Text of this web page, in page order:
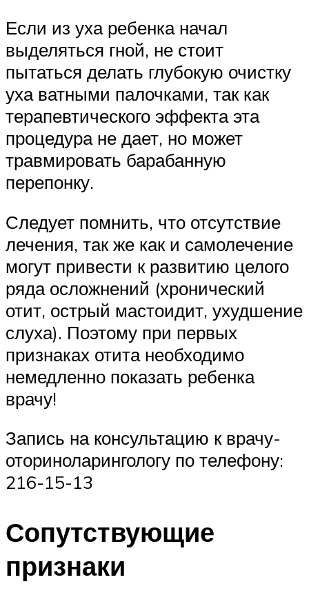
Если из уха ребенка начал
выделяться гной, не стоит
пытаться делать глубокую очистку
уха ватными палочками, так как
терапевтического эффекта эта
процедура не дает, но может
травмировать барабанную
перепонку.
Следует помнить, что отсутствие
лечения, так же как и самолечение
могут привести к развитию целого
ряда осложнений (хронический
отит, острый мастоидит, ухудшение
слуха). Поэтому при первых
признаках отита необходимо
немедленно показать ребенка
врачу!
Запись на консультацию к врачу-
оториноларингологу по телефону:
216-15-13
Сопутствующие
признаки